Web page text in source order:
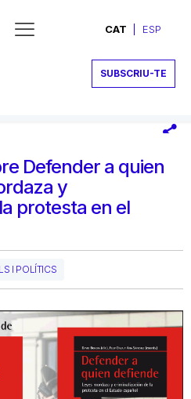
CAT ESP
SUBSCRIU-TE
Defender a quien
y
protesta en el
I POLÍTICS